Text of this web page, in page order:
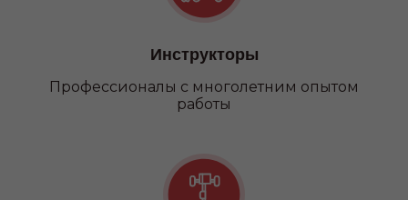
Инструкторы
Профессионалы с многолетним опытом
работы